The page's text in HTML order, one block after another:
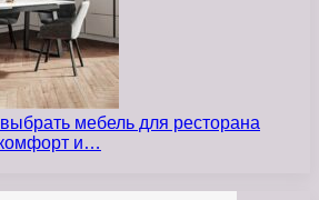
мебель для ресторана
и…